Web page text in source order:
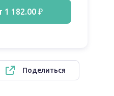
1 182.00 ₽
Поделиться